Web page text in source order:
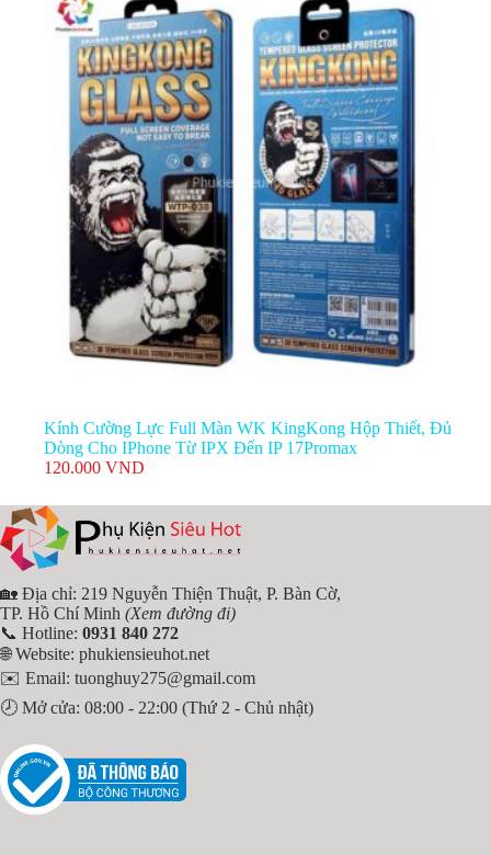
Kính Cường Lực Full Màn WK KingKong Hộp Thiết, Đủ
Dòng Cho IPhone Từ IPX Đến IP 17Promax
120.000 VND
🏡 Địa chỉ: 219 Nguyễn Thiện Thuật, P. Bàn Cờ,
TP. Hồ Chí Minh (Xem đường đi)
📞 Hotline: 0931 840 272
🌐 Website: phukiensieuhot.net
✉️ Email: tuonghuy275@gmail.com
🕗 Mở cửa: 08:00 - 22:00 (Thứ 2 - Chủ nhật)